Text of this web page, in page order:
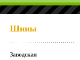
Шины
Заводская